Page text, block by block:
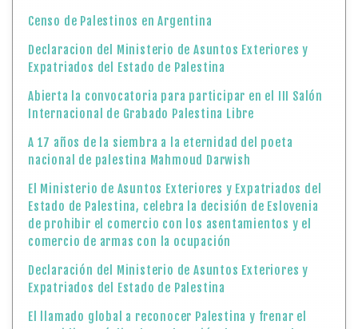
Censo de Palestinos en Argentina
Declaracion del Ministerio de Asuntos Exteriores y
Expatriados del Estado de Palestina
Abierta la convocatoria para participar en el III Salón
Internacional de Grabado Palestina Libre
A 17 años de la siembra a la eternidad del poeta
nacional de palestina Mahmoud Darwish
El Ministerio de Asuntos Exteriores y Expatriados del
Estado de Palestina, celebra la decisión de Eslovenia
de prohibir el comercio con los asentamientos y el
comercio de armas con la ocupación
Declaración del Ministerio de Asuntos Exteriores y
Expatriados del Estado de Palestina
El llamado global a reconocer Palestina y frenar el